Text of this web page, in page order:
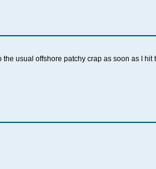
usual offshore patchy crap as soon as I